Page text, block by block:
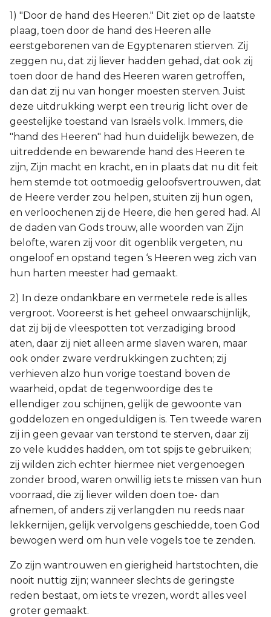
1) "Door de hand des Heeren." Dit ziet op de laatste
plaag, toen door de hand des Heeren alle
eerstgeborenen van de Egyptenaren stierven. Zij
zeggen nu, dat zij liever hadden gehad, dat ook zij
toen door de hand des Heeren waren getroffen,
dan dat zij nu van honger moesten sterven. Juist
deze uitdrukking werpt een treurig licht over de
geestelijke toestand van Israëls volk. Immers, die
"hand des Heeren" had hun duidelijk bewezen, de
uitreddende en bewarende hand des Heeren te
zijn, Zijn macht en kracht, en in plaats dat nu dit feit
hem stemde tot ootmoedig geloofsvertrouwen, dat
de Heere verder zou helpen, stuiten zij hun ogen,
en verloochenen zij de Heere, die hen gered had. Al
de daden van Gods trouw, alle woorden van Zijn
belofte, waren zij voor dit ogenblik vergeten, nu
ongeloof en opstand tegen ‘s Heeren weg zich van
hun harten meester had gemaakt.
2) In deze ondankbare en vermetele rede is alles
vergroot. Vooreerst is het geheel onwaarschijnlijk,
dat zij bij de vleespotten tot verzadiging brood
aten, daar zij niet alleen arme slaven waren, maar
ook onder zware verdrukkingen zuchten; zij
verhieven alzo hun vorige toestand boven de
waarheid, opdat de tegenwoordige des te
ellendiger zou schijnen, gelijk de gewoonte van
goddelozen en ongeduldigen is. Ten tweede waren
zij in geen gevaar van terstond te sterven, daar zij
zo vele kuddes hadden, om tot spijs te gebruiken;
zij wilden zich echter hiermee niet vergenoegen
zonder brood, waren onwillig iets te missen van hun
voorraad, die zij liever wilden doen toe- dan
afnemen, of anders zij verlangden nu reeds naar
lekkernijen, gelijk vervolgens geschiedde, toen God
bewogen werd om hun vele vogels toe te zenden.
Zo zijn wantrouwen en gierigheid hartstochten, die
nooit nuttig zijn; wanneer slechts de geringste
reden bestaat, om iets te vrezen, wordt alles veel
groter gemaakt.